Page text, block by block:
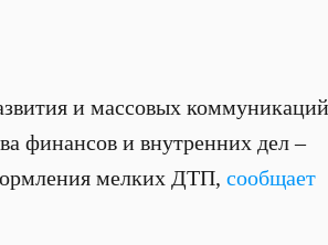
и массовых
финансов и внутренних дел –
мелких ДТП, сообщает